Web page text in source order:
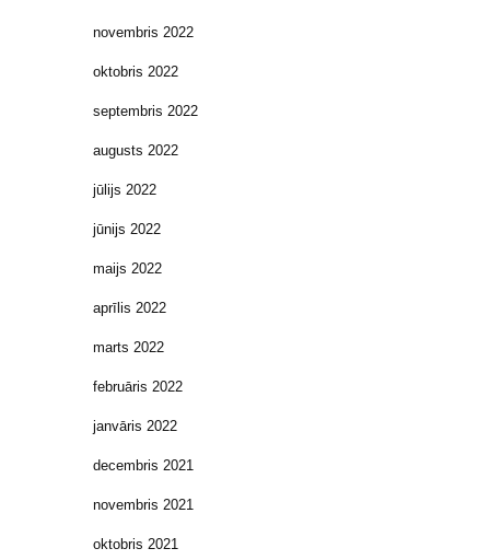
novembris 2022
oktobris 2022
septembris 2022
augusts 2022
jūlijs 2022
jūnijs 2022
maijs 2022
aprīlis 2022
marts 2022
februāris 2022
janvāris 2022
decembris 2021
novembris 2021
oktobris 2021